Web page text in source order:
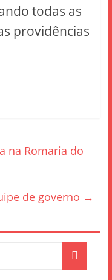
todas as
providências
na Romaria do
de governo →